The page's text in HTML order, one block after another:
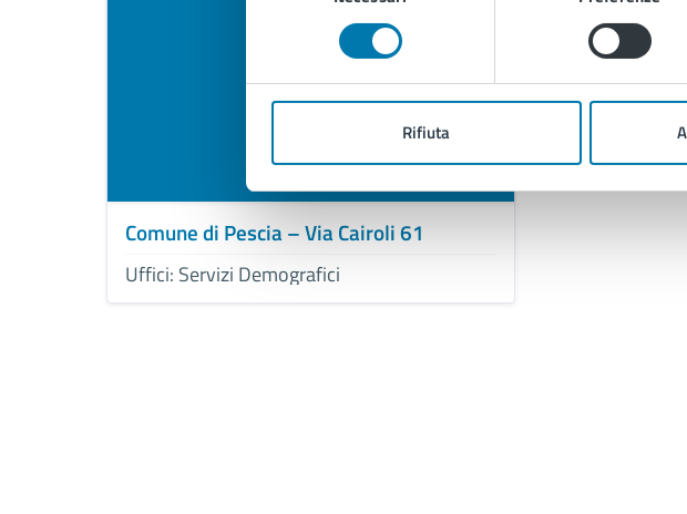
Rifiuta
Comune di Pescia – Via Cairoli 61
Uffici: Servizi Demografici